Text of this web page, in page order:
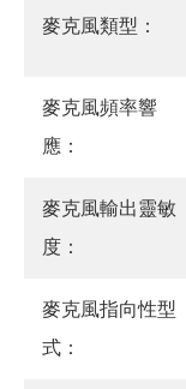
麥克風類型：
麥克風頻率響
應：
麥克風輸出靈敏
度：
麥克風指向性型
式：